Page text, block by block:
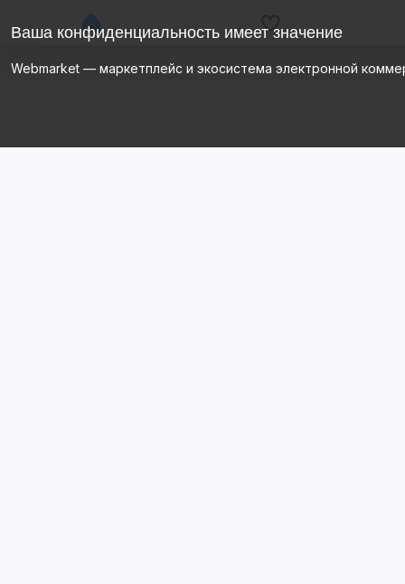
Ваша конфиденциальность имеет значение
Webmarket — маркетплейс и экосистема электронной